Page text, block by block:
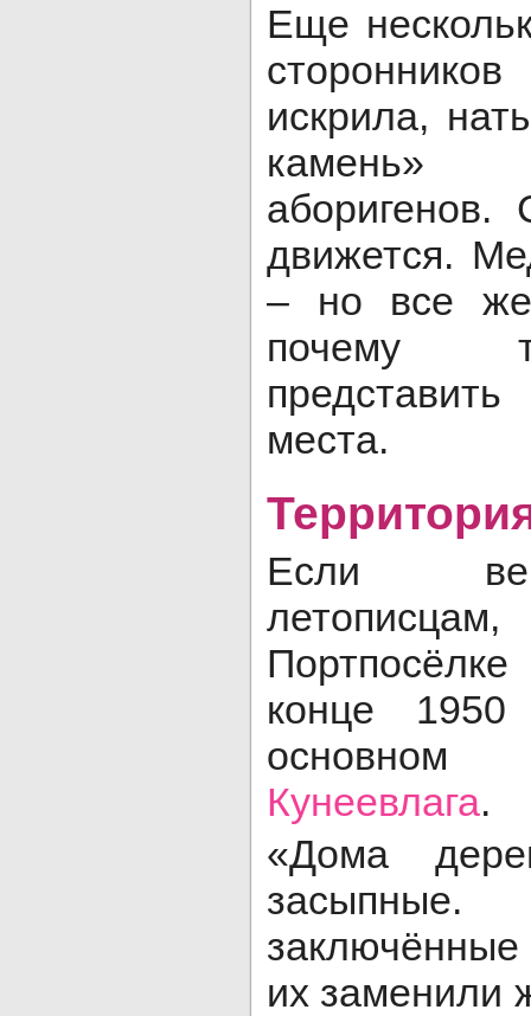
Еще
искрила,
камень»
аборигенов.
движется.
– но все
почему
места.
Если
конце
Кунеевлага.
«Дома
засыпные.
их заменили